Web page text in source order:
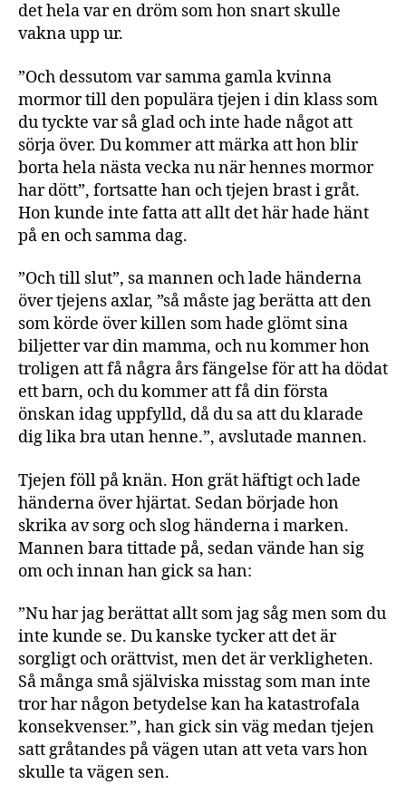
det hela var en dröm som hon snart skulle
vakna upp ur.
”Och dessutom var samma gamla kvinna
mormor till den populära tjejen i din klass som
du tyckte var så glad och inte hade något att
sörja över. Du kommer att märka att hon blir
borta hela nästa vecka nu när hennes mormor
har dött”, fortsatte han och tjejen brast i gråt.
Hon kunde inte fatta att allt det här hade hänt
på en och samma dag.
”Och till slut”, sa mannen och lade händerna
över tjejens axlar, ”så måste jag berätta att den
som körde över killen som hade glömt sina
biljetter var din mamma, och nu kommer hon
troligen att få några års fängelse för att ha dödat
ett barn, och du kommer att få din första
önskan idag uppfylld, då du sa att du klarade
dig lika bra utan henne.”, avslutade mannen.
Tjejen föll på knän. Hon grät häftigt och lade
händerna över hjärtat. Sedan började hon
skrika av sorg och slog händerna i marken.
Mannen bara tittade på, sedan vände han sig
om och innan han gick sa han:
”Nu har jag berättat allt som jag såg men som du
inte kunde se. Du kanske tycker att det är
sorgligt och orättvist, men det är verkligheten.
Så många små själviska misstag som man inte
tror har någon betydelse kan ha katastrofala
konsekvenser.”, han gick sin väg medan tjejen
satt gråtandes på vägen utan att veta vars hon
skulle ta vägen sen.